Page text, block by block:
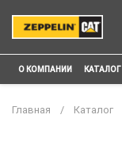
О КОМПАНИИ КАТАЛОГ
Главная Каталог